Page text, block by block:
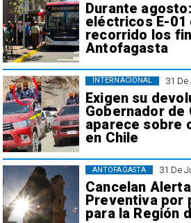
Durante
eléctricos E-01
recorrido los
Antofagasta
31 De
Exigen su
Gobernador de
aparece sobre
en Chile
INTERNACIONAL
31 De
Cancelan
Preventiva por
para la Región
ANTOFAGASTA